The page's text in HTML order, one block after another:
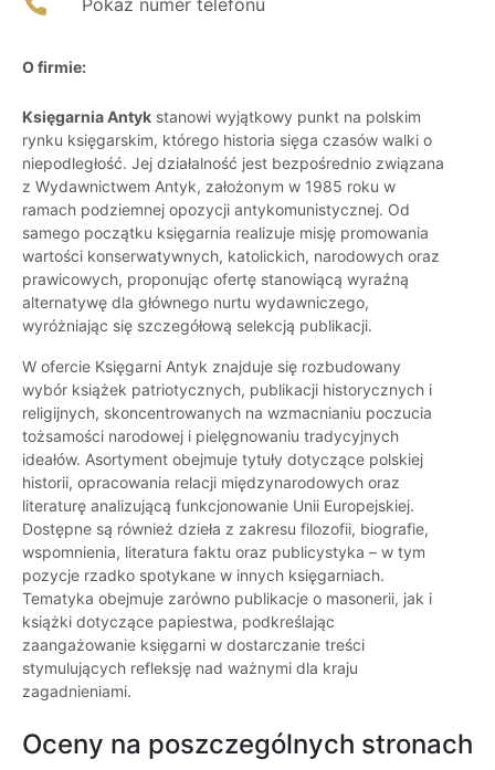
Pokaż numer telefonu
O firmie:
Księgarnia Antyk stanowi wyjątkowy punkt na polskim
rynku księgarskim, którego historia sięga czasów walki o
niepodległość. Jej działalność jest bezpośrednio związana
z Wydawnictwem Antyk, założonym w 1985 roku w
ramach podziemnej opozycji antykomunistycznej. Od
samego początku księgarnia realizuje misję promowania
wartości konserwatywnych, katolickich, narodowych oraz
prawicowych, proponując ofertę stanowiącą wyraźną
alternatywę dla głównego nurtu wydawniczego,
wyróżniając się szczegółową selekcją publikacji.
W ofercie Księgarni Antyk znajduje się rozbudowany
wybór książek patriotycznych, publikacji historycznych i
religijnych, skoncentrowanych na wzmacnianiu poczucia
tożsamości narodowej i pielęgnowaniu tradycyjnych
ideałów. Asortyment obejmuje tytuły dotyczące polskiej
historii, opracowania relacji międzynarodowych oraz
literaturę analizującą funkcjonowanie Unii Europejskiej.
Dostępne są również dzieła z zakresu filozofii, biografie,
wspomnienia, literatura faktu oraz publicystyka – w tym
pozycje rzadko spotykane w innych księgarniach.
Tematyka obejmuje zarówno publikacje o masonerii, jak i
książki dotyczące papiestwa, podkreślając
zaangażowanie księgarni w dostarczanie treści
stymulujących refleksję nad ważnymi dla kraju
zagadnieniami.
Oceny na poszczególnych stronach